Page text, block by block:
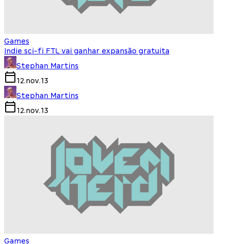
Games
Indie sci-fi FTL vai ganhar expansão gratuita
Stephan Martins
12.nov.13
Stephan Martins
12.nov.13
Games